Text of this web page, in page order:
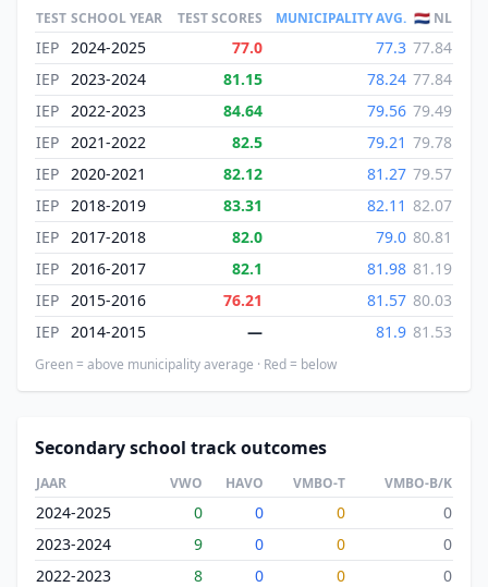
TEST SCHOOL YEAR TEST SCORES MUNICIPALITY AVG. 🇳🇱 NL
IEP 2024-2025 77.0 77.3 77.84
IEP 2023-2024 81.15 78.24 77.84
IEP 2022-2023 84.64 79.56 79.49
IEP 2021-2022 82.5 79.21 79.78
IEP 2020-2021 82.12 81.27 79.57
IEP 2018-2019 83.31 82.11 82.07
IEP 2017-2018 82.0 79.0 80.81
IEP 2016-2017 82.1 81.98 81.19
IEP 2015-2016 76.21 81.57 80.03
IEP 2014-2015 — 81.9 81.53
Green = above municipality average · Red = below
Secondary school track outcomes
JAAR VWO HAVO VMBO-T VMBO-B/K
2024-2025 0 0 0
0
2023-2024
9 0 0
0
2022-2023
8 0 0
0